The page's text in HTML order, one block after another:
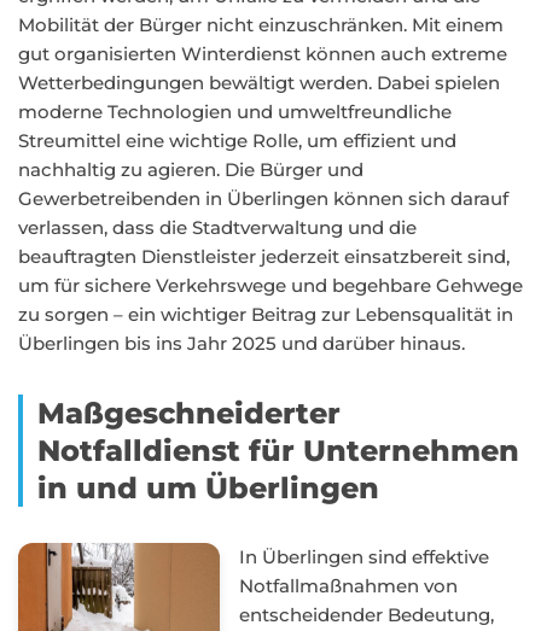
Mobilität der Bürger nicht einzuschränken. Mit einem
gut organisierten Winterdienst können auch extreme
Wetterbedingungen bewältigt werden. Dabei spielen
moderne Technologien und umweltfreundliche
Streumittel eine wichtige Rolle, um effizient und
nachhaltig zu agieren. Die Bürger und
Gewerbetreibenden in Überlingen können sich darauf
verlassen, dass die Stadtverwaltung und die
beauftragten Dienstleister jederzeit einsatzbereit sind,
um für sichere Verkehrswege und begehbare Gehwege
zu sorgen – ein wichtiger Beitrag zur Lebensqualität in
Überlingen bis ins Jahr 2025 und darüber hinaus.
Maßgeschneiderter
Notfalldienst für Unternehmen
in und um Überlingen
In Überlingen sind effektive
Notfallmaßnahmen von
entscheidender Bedeutung,